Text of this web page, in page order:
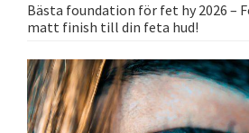
Bästa foundation för fet hy 2026 –
matt finish till din feta hud!